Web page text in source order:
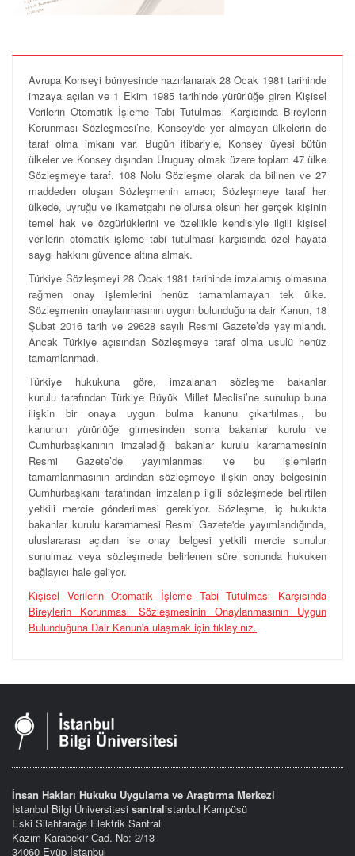
Avrupa Konseyi bünyesinde hazırlanarak 28 Ocak 1981 tarihinde
imzaya açılan ve 1 Ekim 1985 tarihinde yürürlüğe giren Kişisel
Verilerin Otomatik İşleme Tabi Tutulması Karşısında Bireylerin
Korunması Sözleşmesi’ne, Konsey'de yer almayan ülkelerin de
taraf olma imkanı var. Bugün itibariyle, Konsey üyesi bütün
ülkeler ve Konsey dışından Uruguay olmak üzere toplam 47 ülke
Sözleşmeye taraf. 108 Nolu Sözleşme olarak da bilinen ve 27
maddeden oluşan Sözleşmenin amacı; Sözleşmeye taraf her
ülkede, uyruğu ve ikametgahı ne olursa olsun her gerçek kişinin
temel hak ve özgürlüklerini ve özellikle kendisiyle ilgili kişisel
verilerin otomatik işleme tabi tutulması karşısında özel hayata
saygı hakkını güvence altına almak.
Türkiye Sözleşmeyi 28 Ocak 1981 tarihinde imzalamış olmasına
rağmen onay işlemlerini henüz tamamlamayan tek ülke.
Sözleşmenin onaylanmasının uygun bulunduğuna dair Kanun, 18
Şubat 2016 tarih ve 29628 sayılı Resmi Gazete’de yayımlandı.
Ancak Türkiye açısından Sözleşmeye taraf olma usulü henüz
tamamlanmadı.
Türkiye hukukuna göre, imzalanan sözleşme bakanlar
kurulu tarafından Türkiye Büyük Millet Meclisi’ne sunulup buna
ilişkin bir onaya uygun bulma kanunu çıkartılması, bu
kanunun yürürlüğe girmesinden sonra bakanlar kurulu ve
Cumhurbaşkanının imzaladığı bakanlar kurulu kararnamesinin
Resmi Gazete’de yayımlanması ve bu işlemlerin
tamamlanmasının ardından sözleşmeye ilişkin onay belgesinin
Cumhurbaşkanı tarafından imzalanıp ilgili sözleşmede belirtilen
yetkili mercie gönderilmesi gerekiyor. Sözleşme, iç hukukta
bakanlar kurulu kararnamesi Resmi Gazete'de yayımlandığında,
uluslararası açıdan ise onay belgesi yetkili mercie sunulur
sunulmaz veya sözleşmede belirlenen süre sonunda hukuken
bağlayıcı hale geliyor.
Kişisel Verilerin Otomatik İşleme Tabi Tutulması Karşısında
Bireylerin Korunması Sözleşmesinin Onaylanmasının Uygun
Bulunduğuna Dair Kanun'a ulaşmak için tıklayınız.
İnsan Hakları Hukuku Uygulama ve Araştırma Merkezi
İstanbul Bilgi Üniversitesi santralistanbul Kampüsü
Eski Silahtarağa Elektrik Santralı
Kazım Karabekir Cad. No: 2/13
34060 Eyüp İstanbul